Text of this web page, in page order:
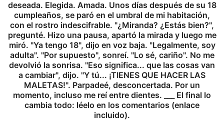
deseada. Elegida. Amada. Unos días después de su 18
cumpleaños, se paró en el umbral de mi habitación,
con el rostro indescifrable. "¿Miranda? ¿Estás bien?",
pregunté. Hizo una pausa, apartó la mirada y luego me
miró. "Ya tengo 18", dijo en voz baja. "Legalmente, soy
adulta". "Por supuesto", sonreí. "Lo sé, cariño". No me
devolvió la sonrisa. "Eso significa... que las cosas van
a cambiar", dijo. "Y tú... ¡TIENES QUE HACER LAS
MALETAS!". Parpadeé, desconcertada. Por un
momento, incluso me reí entre dientes. ___ El final lo
cambia todo: léelo en los comentarios (enlace
incluido).